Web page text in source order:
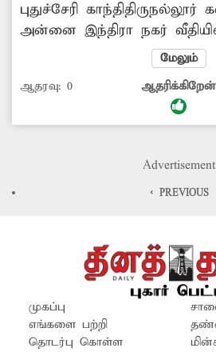
புதுச்சேரி
அன்னை இந்திரா நகர்
அமைக்க ஜல்லிகள்
தொடங்கின. அதன்பிறகு
கிடப்பில் போட்டுள்ளனர்.
மீண்டும் தொடங்கி விரைந்து
சரியாக எரிவதில்லை
மேலும்
ஆதரவு: 0 ஆதரிக்கிறேன்
Advertisement
< PREVIOUS
முகப்பு
எங்களை பற்றி
தொடர்பு கொள்ள